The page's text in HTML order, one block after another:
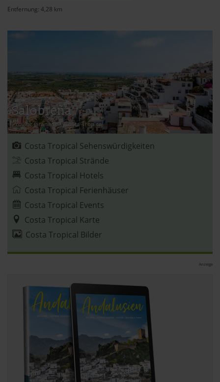
Datenschutzerklärung|Impressum
Entfernung: 4,28 km
Salobreña
Provinz Granada|Costa Tropical
Costa Tropical Sehenswürdigkeiten
Costa Tropical Strände
Costa Tropical Hotels
Costa Tropical Ferienhäuser
Costa Tropical Events
Costa Tropical Karte
Costa Tropical Bilder
Anzeige